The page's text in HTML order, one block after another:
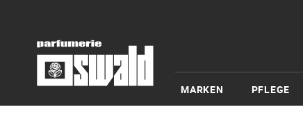
MARKEN PFLEGE